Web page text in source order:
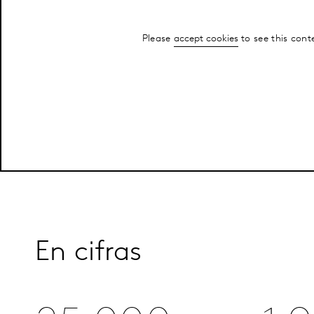
Please accept cookiesto see this
En cifras